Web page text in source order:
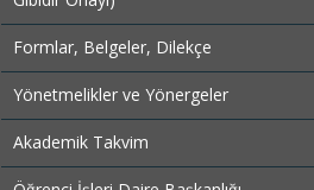
Formlar, Belgeler, Dilekçe
Yönetmelikler ve Yönergeler
Akademik Takvim